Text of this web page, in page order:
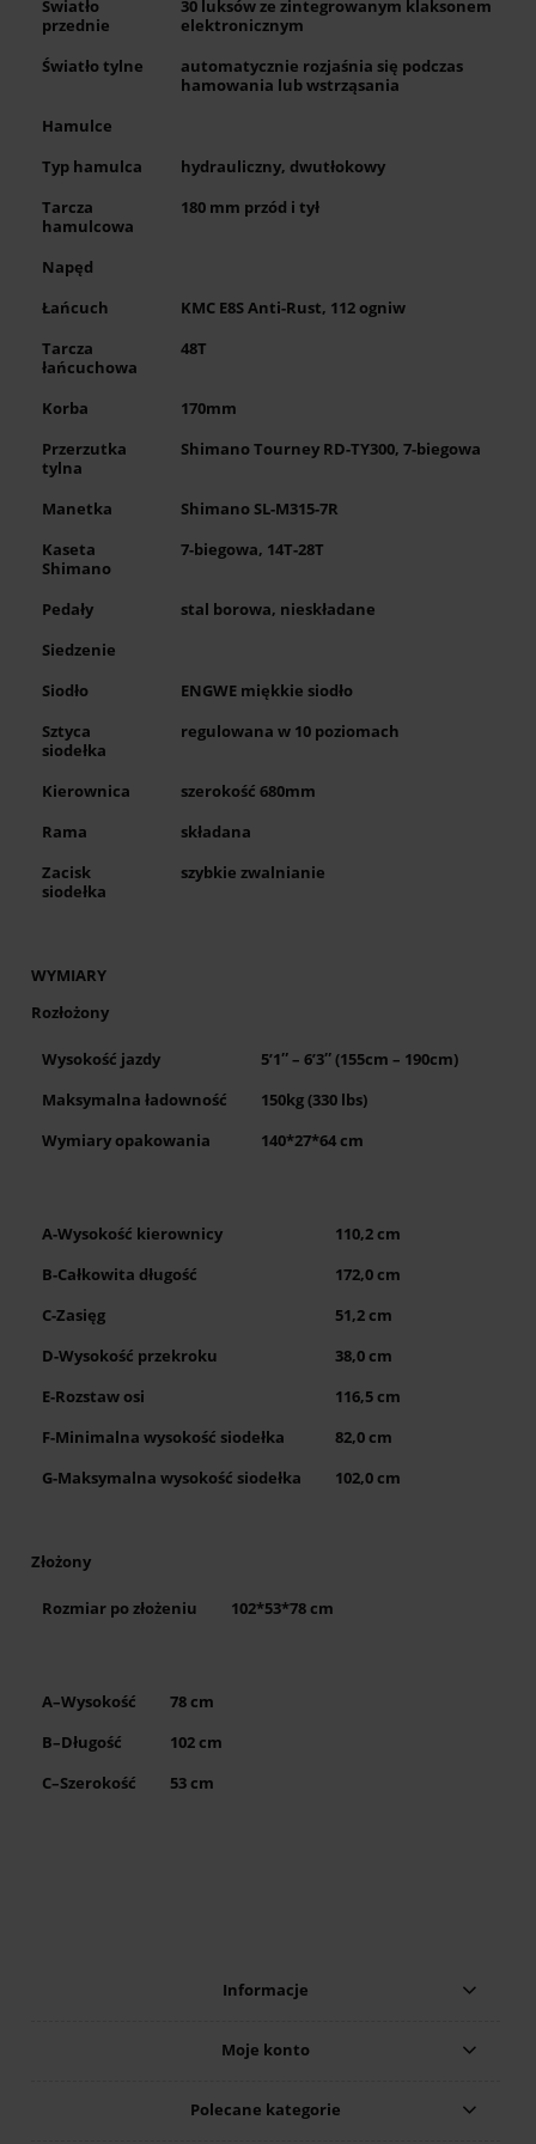
Światło
przednie
30 luksów ze zintegrowanym klaksonem
elektronicznym
Światło tylne
automatycznie rozjaśnia się podczas
hamowania lub wstrząsania
Hamulce
Typ hamulca
hydrauliczny, dwutłokowy
Tarcza
hamulcowa
180 mm przód i tył
Napęd
Łańcuch
KMC E8S Anti-Rust, 112 ogniw
Tarcza
łańcuchowa
48T
Korba
170mm
Przerzutka
tylna
Shimano Tourney RD-TY300, 7-biegowa
Manetka
Shimano SL-M315-7R
Kaseta
Shimano
7-biegowa, 14T-28T
Pedały
stal borowa, nieskładane
Siedzenie
Siodło
ENGWE miękkie siodło
Sztyca
siodełka
regulowana w 10 poziomach
Kierownica
szerokość 680mm
Rama
składana
Zacisk
siodełka
szybkie zwalnianie
WYMIARY
Rozłożony
Wysokość jazdy
5’1″ – 6’3″ (155cm – 190cm)
Maksymalna ładowność
150kg (330 lbs)
Wymiary opakowania
140*27*64 cm
A-Wysokość kierownicy
110,2 cm
B-Całkowita długość
172,0 cm
C-Zasięg
51,2 cm
D-Wysokość przekroku
38,0 cm
E-Rozstaw osi
116,5 cm
F-Minimalna wysokość siodełka
82,0 cm
G-Maksymalna wysokość siodełka
102,0 cm
Złożony
Rozmiar po złożeniu 102*53*78 cm
A–Wysokość
78 cm
B–Długość
102 cm
C–Szerokość
53 cm
Informacje
Moje konto
Polecane kategorie